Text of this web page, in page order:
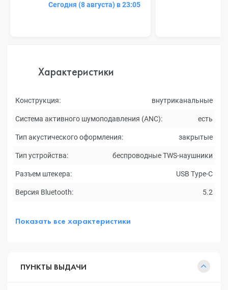
Сегодня (8 августа) в 23:05
Характеристики
Конструкция: внутриканальные
Система активного шумоподавления (ANC): есть
Тип акустического оформления: закрытые
Тип устройства: беспроводные TWS-наушники
Разъем штекера: USB Type-C
Версия Bluetooth: 5.2
Показать все характеристики
ПУНКТЫ ВЫДАЧИ